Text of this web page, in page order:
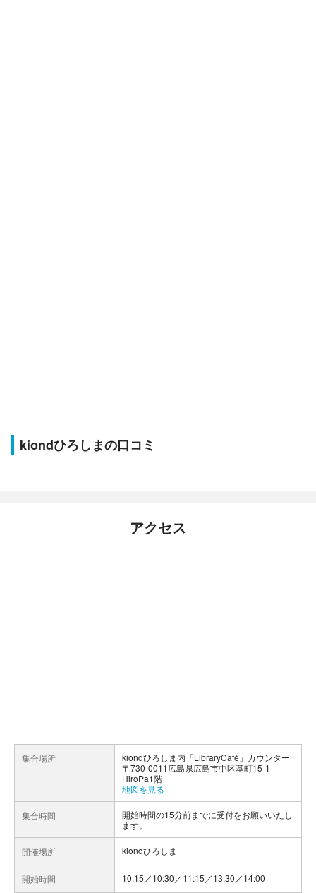
kiondひろしまの口コミ
アクセス
集合場所
kiondひろしま内「LibraryCafé」カウンター
〒730-0011広島県広島市中区基町15-1
HiroPa1階
地図を見る
集合時間
開始時間の15分前までに受付をお願いいたし
ます。
開催場所 kiondひろしま
開始時間 10:15／10:30／11:15／13:30／14:00